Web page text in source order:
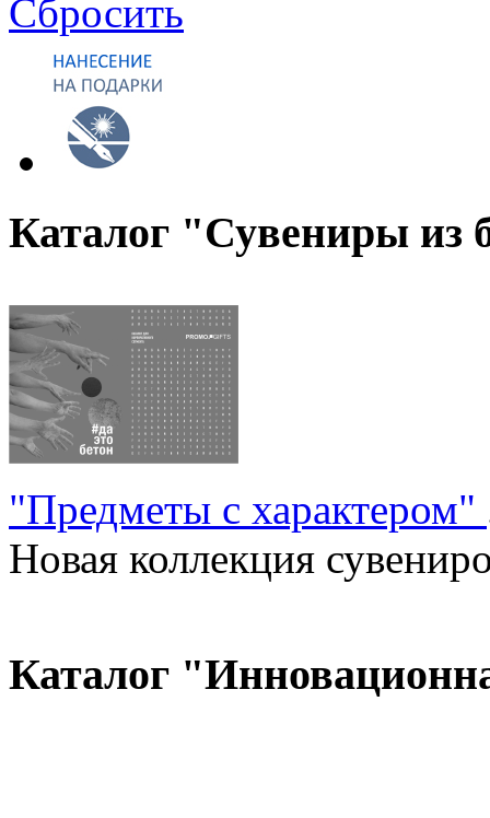
Сбросить
Каталог "Сувениры из
"Предметы с характером"
Новая коллекция
Каталог